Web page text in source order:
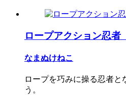
ロープアクション忍
なまぬけねこ
ロープを巧みに操る忍者と
う。